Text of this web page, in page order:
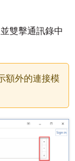
雙擊通訊錄中
額外的連接模